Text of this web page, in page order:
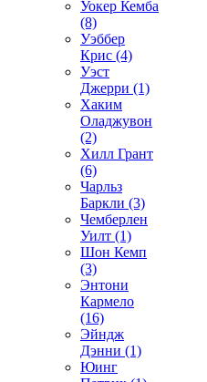
Уокер Кемба
(8)
Уэббер
Крис (4)
Уэст
Джерри (1)
Хаким
Оладжувон
(2)
Хилл Грант
(6)
Чарльз
Баркли (3)
Чемберлен
Уилт (1)
Шон Кемп
(3)
Энтони
Кармело
(16)
Эйндж
Дэнни (1)
Юинг